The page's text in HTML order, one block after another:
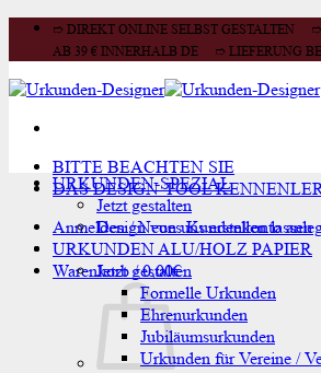
Zum
➱ DIREKT ONLINE SELBST GESTALTEN
AB 39 € INNERHALB DE ➱ LIEFERUNG
BITTE BEACHTEN SIE
DAS DESIGN-TOOL
Anmelden / Neues Kundenkonto
Warenkorb /0,00€
URKUNDEN-SPEZIAL
Jetzt gestalten
Design von uns erstellen lassen
URKUNDEN ALU/HOLZ PAPIER
Jetzt gestalten
Formelle Urkunden
Ehrenurkunden
Jubiläumsurkunden
Urkunden für Vereine /